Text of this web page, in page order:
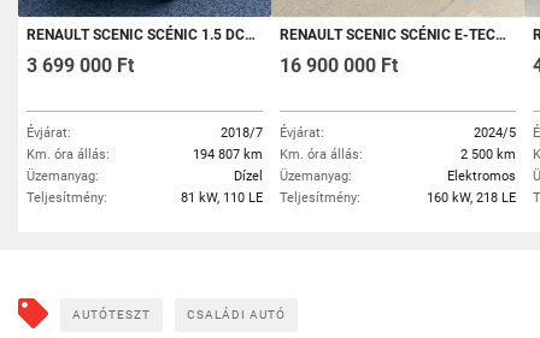
RENAULT SCENIC SCÉNIC 1.5 DCI ZEN MAGYARORSZÁGI. ELSŐ TULAJDONOS. FRISS MŰSZAKI VIZSGA
3 699 000 Ft
Évjárat:
2018/7
Km. óra állás:
194 807 km
Üzemanyag:
Dízel
Teljesítmény:
81 kW, 110 LE
RENAULT SCENIC SCÉNIC E-TECH ELECTRIC EV87 ESPRIT ALPINE
16 900 000 Ft
Évjárat:
2024/5
Km. óra állás:
2 500 km
Üzemanyag:
Elektromos
Teljesítmény:
160 kW, 218 LE
AUTÓTESZT CSALÁDI AUTÓ